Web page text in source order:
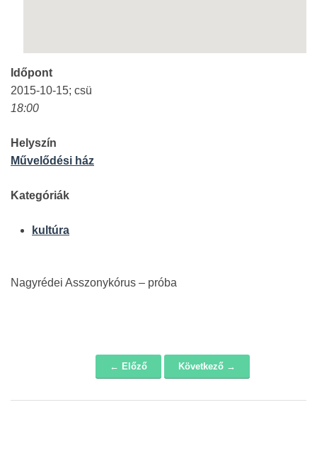
Időpont
2015-10-15; csü
18:00
Helyszín
Művelődési ház
Kategóriák
kultúra
Nagyrédei Asszonykórus – próba
← Előző Következő →